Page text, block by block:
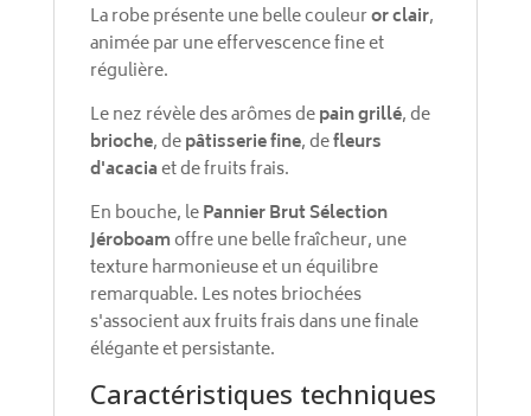
La robe présente une belle couleuror clair,
animée par une effervescence fine et
régulière.
Le nez révèle des arômes depain grillé, de
brioche, depâtisserie fine, defleurs
d'acaciaet de fruits frais.
En bouche, lePannier Brut Sélection
Jéroboamoffre une belle fraîcheur, une
texture harmonieuse et un équilibre
remarquable. Les notes briochées
s'associent aux fruits frais dans une finale
élégante et persistante.
Caractéristiques techniques